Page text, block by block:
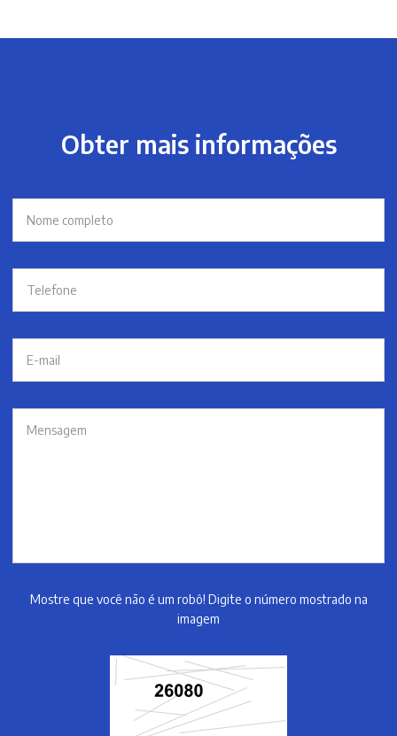
Obter mais informações
Mostre que você não é um robô! Digite o número mostrado na
imagem